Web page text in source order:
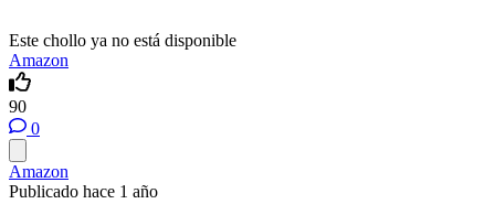
Este chollo ya no está disponible
Amazon
90
0
Amazon
Publicado hace 1 año